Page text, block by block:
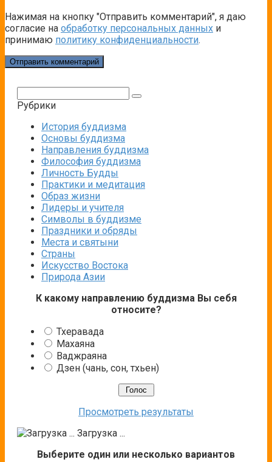
Нажимая на кнопку "Отправить комментарий", я даю
согласие на обработку персональных данных и
принимаю политику конфиденциальности.
Рубрики
История буддизма
Основы буддизма
Направления буддизма
Философия буддизма
Личность Будды
Практики и медитация
Образ жизни
Лидеры и учителя
Символы в буддизме
Праздники и обряды
Места и святыни
Страны
Искусство Востока
Природа Азии
К какому направлению буддизма Вы себя
относите?
Тхеравада
Махаяна
Ваджраяна
Дзен (чань, сон, тхьен)
Просмотреть результаты
Загрузка ...
Выберите один или несколько вариантов